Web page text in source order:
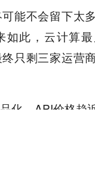
能不会留下太
如此，云计算
只剩三家运营
化、API价格趋